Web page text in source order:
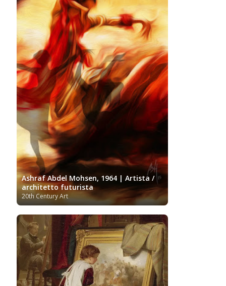
Artists Youtube
Ashraf Abdel Mohsen, 1964 | Artista /
architetto futurista
20th Century Art